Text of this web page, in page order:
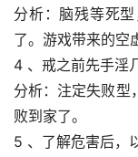
分析：脑残等死
了。游戏带来的空
4 、戒之前先手淫
分析：注定失败型
败到家了。
5 、了解危害后，